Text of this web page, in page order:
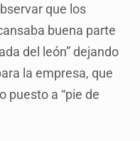
que los
buena parte
del león” dejando
la empresa, que
puesto a “pie de